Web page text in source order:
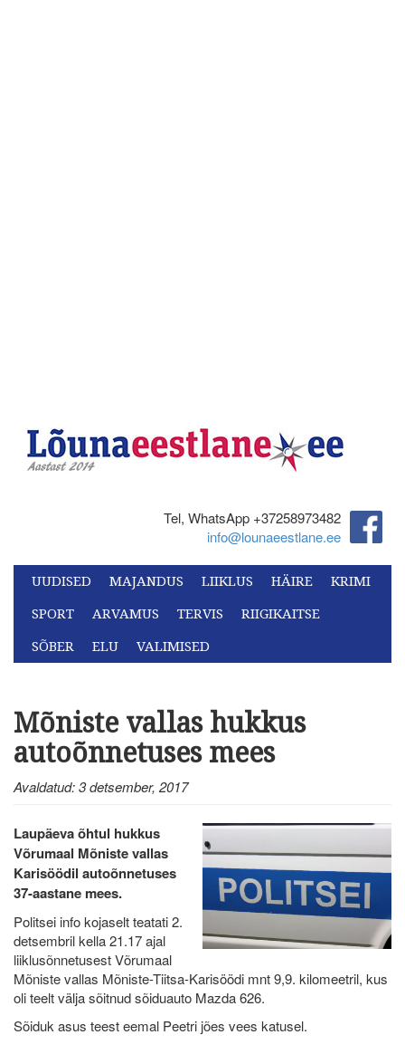
Tel, WhatsApp +37258973482‬
info@lounaeestlane.ee
UUDISED MAJANDUS LIIKLUS HÄIRE
KRIMI
SPORT
ARVAMUS TERVIS
RIIGIKAITSE
SÕBER
ELU VALIMISED
Mõniste vallas hukkus
autoõnnetuses mees
Avaldatud: 3 detsember, 2017
Laupäeva õhtul hukkus
Võrumaal Mõniste vallas
Karisöödil autoõnnetuses
37-aastane mees.
Politsei info kojaselt teatati 2.
detsembril kella 21.17 ajal
liiklusõnnetusest Võrumaal
Mõniste vallas Mõniste-Tiitsa-Karisöödi mnt 9,9. kilomeetril, kus
oli teelt välja sõitnud sõiduauto Mazda 626.
Sõiduk asus teest eemal Peetri jões vees katusel.